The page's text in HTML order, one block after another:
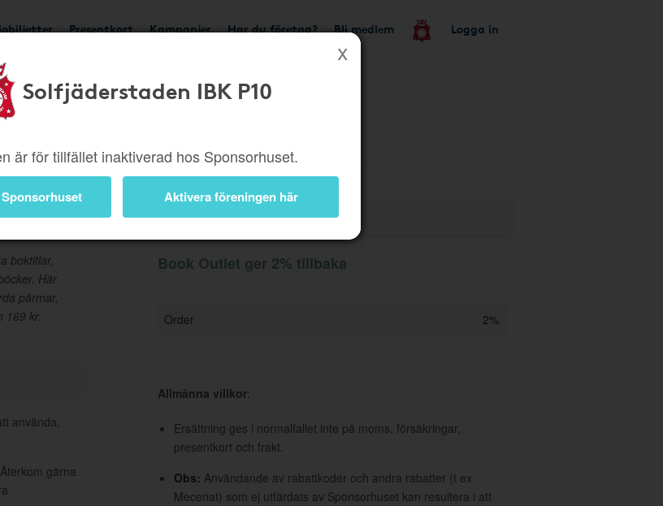
Presentkort Kampanjer Har du företag? Bli medlem Logga in
Solfjäderstaden IBK P10
är för tillfället inaktiverad hos Sponsorhuset.
Aktivera föreningen här
boktitlar,
Här
pärmar,
169 kr.
använda,
gärna
Information
Book Outlet ger 2% tillbaka
Order 2%
Allmänna villkor:
Ersättning ges i normalfallet inte på moms, försäkringar,
presentkort och frakt.
Obs: Användande av rabattkoder och andra rabatter (t ex
Mecenat) som ej utfärdats av Sponsorhuset kan resultera i att